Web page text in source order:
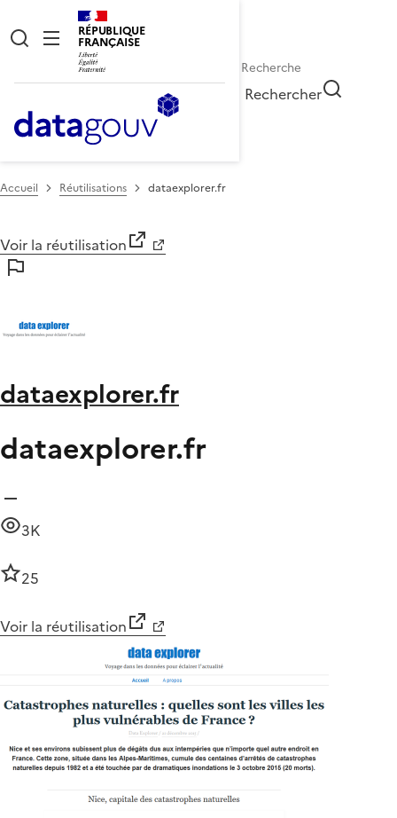
RÉPUBLIQUE
FRANÇAISE
Rechercher
Accueil Réutilisations dataexplorer.fr
Voir la réutilisation
dataexplorer.fr
dataexplorer.fr
3K
25
Voir la réutilisation